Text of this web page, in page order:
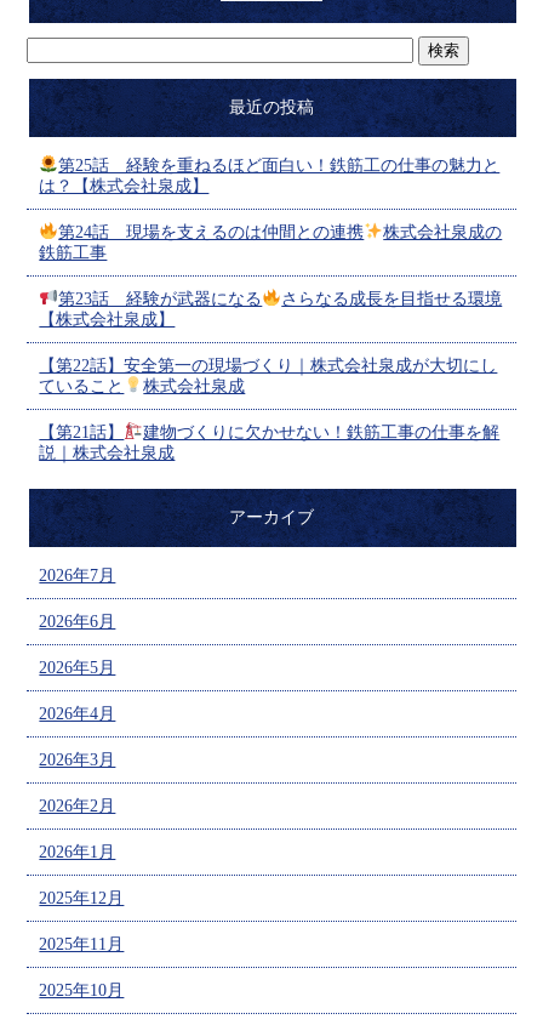
最近の投稿
第25話 経験を重ねるほど面白い！鉄筋工の仕事の魅力と
は？【株式会社泉成】
第24話 現場を支えるのは仲間との連携
株式会社泉成の
鉄筋工事
第23話 経験が武器になる
さらなる成長を目指せる環境
【株式会社泉成】
【第22話】安全第一の現場づくり｜株式会社泉成が大切にし
ていること
株式会社泉成
【第21話】
建物づくりに欠かせない！鉄筋工事の仕事を解
説｜株式会社泉成
アーカイブ
2026年7月
2026年6月
2026年5月
2026年4月
2026年3月
2026年2月
2026年1月
2025年12月
2025年11月
2025年10月